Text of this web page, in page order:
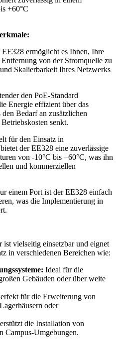
+60°C
EE328 ermöglicht es Ihnen, Ihre
von der Stromquelle zu
Skalierbarkeit Ihres Netzwerks
den PoE-Standard
Energie effizient über das
Bedarf an zusätzlichen
senkt.
für den Einsatz in
der EE328 eine zuverlässige
von -10°C bis +60°C, was ihn
und kommerziellen
einem Port ist der EE328 einfach
was die Implementierung in
vielseitig einsetzbar und eignet
in verschiedenen Bereichen wie:
Ideal für die
Gebäuden oder über weite
für die Erweiterung von
oder
die Installation von
Campus-Umgebungen.